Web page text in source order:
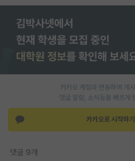
임용 후기 게시판
PI 전용 게시판
인문사회 계열 게시판
특수/전문대학원 게시판
반도체/AI 게시판
장학금/장학생 게시판
홍보 게시판
카카오 계정과 연동하여 게
댓글 알람, 소식등을 빠르게
카카오로 시작하기
댓글 9개